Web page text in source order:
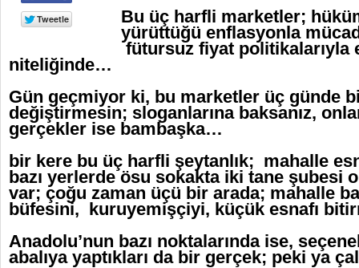
Bu üç harfli marketler;
yürüttüğü enflasyonla
fütursuz fiyat politikalarıyla
niteliğinde…
Gün geçmiyor ki, bu marketler üç günde
değiştirmesin; sloganlarına baksanız,
gerçekler ise bambaşka…
bir kere bu üç harfli şeytanlık; mahalle
bazı yerlerde ösu sokakta iki tane şubesi
var; çoğu zaman üçü bir arada; mahalle
büfesini, kuruyemişçiyi, küçük esnafı
Anadolu’nun bazı noktalarında ise,
abalıya yaptıkları da bir gerçek; peki ya